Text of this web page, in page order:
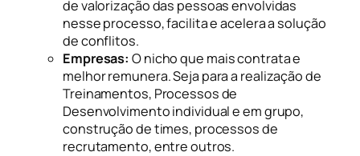
de valorização das pessoas envolvidas
nesse processo, facilita e acelera a solução
de conflitos.
Empresas: O nicho que mais contrata e
melhor remunera. Seja para a realização de
Treinamentos, Processos de
Desenvolvimento individual e em grupo,
construção de times, processos de
recrutamento, entre outros.